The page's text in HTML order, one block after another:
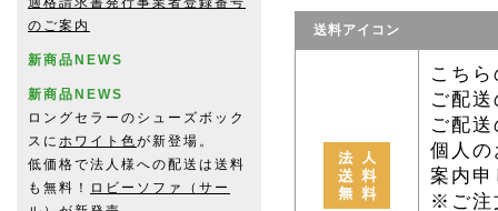
のご案内
新商品NEWS
新商品NEWS
ロングセラーのシューズボック
スに ホワイト色が新登場。
低価格で法人様への配送は送料
も無料！
ロビーソファ（サー
送料アイコン
こち
ご配
ご配
個人
案内
※ご注